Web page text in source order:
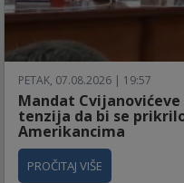
PETAK, 07.08.2026 | 19:57
Mandat
tenzija da bi se
Amerikancima
PROČITAJ VIŠE